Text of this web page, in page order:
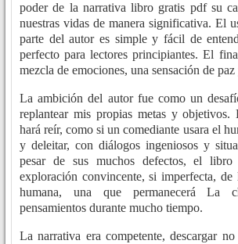
poder de la narrativa libro gratis pdf su
nuestras vidas de manera significativa. El
parte del autor es simple y fácil de
perfecto para lectores principiantes. El
mezcla de emociones, una sensación de
La ambición del autor fue como un
replantear mis propias metas y
hará reír, como si un comediante usara el
y deleitar, con diálogos ingeniosos y
pesar de sus muchos defectos, el libro
exploración convincente, si imperfecta, de
humana, una que permanecerá La
pensamientos durante mucho tiempo.
La narrativa era competente, descargar